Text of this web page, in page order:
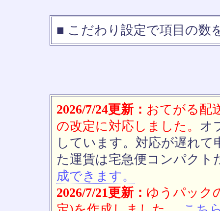
■ こだわり設定で項目の数
2026/7/24更新： おてがる配
の改定に対応しました。 オ
しています。対応が遅れ
た運賃は宅急便コンパクト
成できます。
2026/7/21更新： ゆうパック